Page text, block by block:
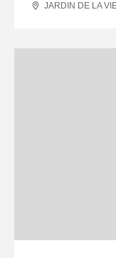
JARDIN DE LA